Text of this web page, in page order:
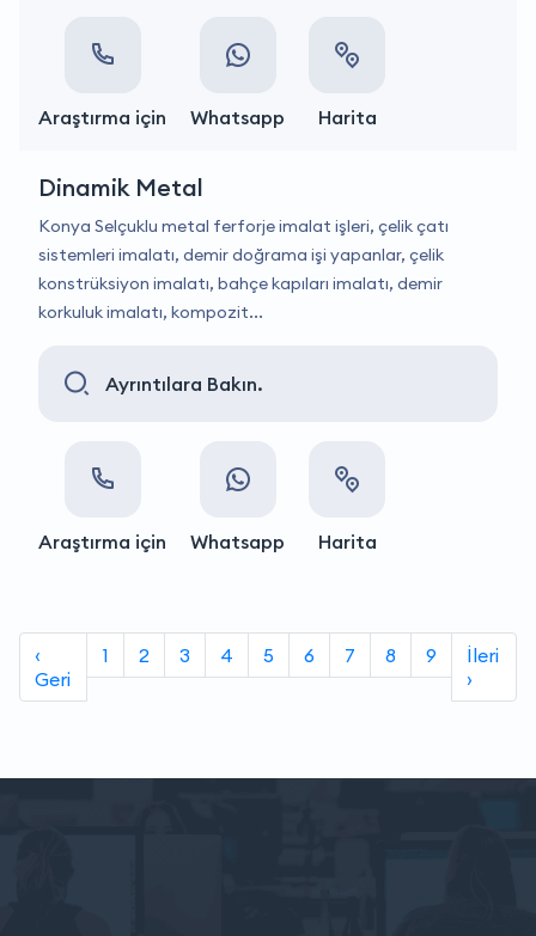
Araştırma için Whatsapp Harita
Dinamik Metal
Konya Selçuklu metal ferforje imalat işleri, çelik çatı
sistemleri imalatı, demir doğrama işi yapanlar, çelik
konstrüksiyon imalatı, bahçe kapıları imalatı, demir
korkuluk imalatı, kompozit...
Ayrıntılara Bakın.
Araştırma için Whatsapp Harita
‹
Geri
1 2 3 4 5 6 7 8 9
İleri
›